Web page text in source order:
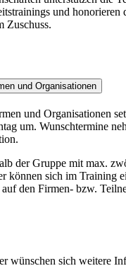
und honorieren
Zuschuss.
und Organisationen
und Organisationen
um. Wunschtermine
der Gruppe mit max.
können sich im Training
den Firmen- bzw.
wünschen sich weitere